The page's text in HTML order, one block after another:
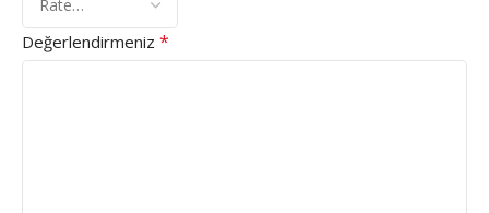
Değerlendirmeniz *